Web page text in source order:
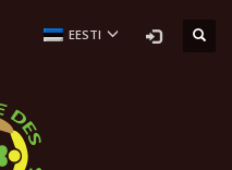
EESTI